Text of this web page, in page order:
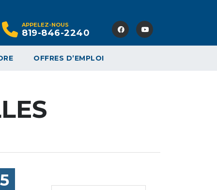
APPELEZ-NOUS
819-846-2240
OFFRES D’EMPLOI